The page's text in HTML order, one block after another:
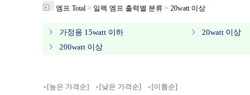
엠프 Total > 일렉 엠프 출력별 분류 > 20watt 이상
가정용 15watt 이하 20watt 이상
200watt 이상
[높은 가격순] [낮은 가격순] [이름순]